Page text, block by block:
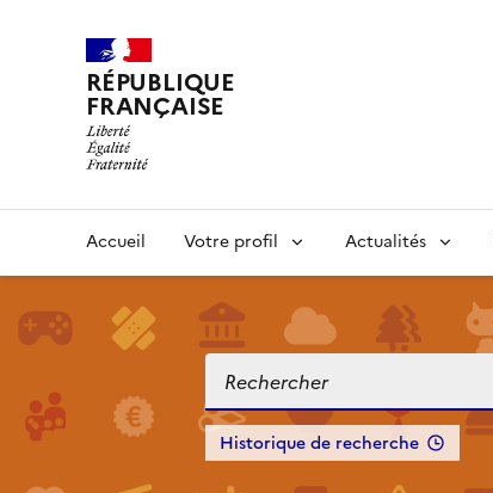
RÉPUBLIQUE
FRANÇAISE
Accueil Votre profil Actualités
Historique de recherche